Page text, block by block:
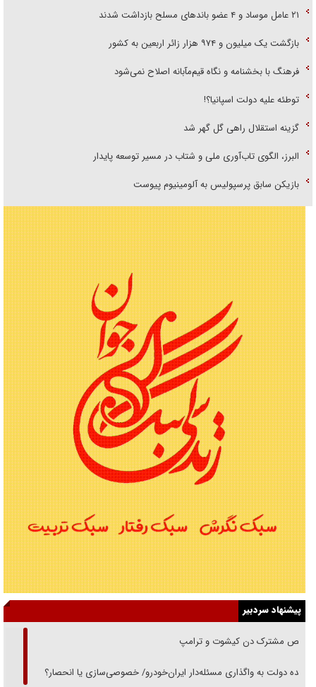
۲۱ عامل موساد و ۴ عضو باند‌های مسلح بازداشت شدند
بازگشت یک میلیون و ۹۷۴ هزار زائر اربعین به کشور
فرهنگ با بخشنامه و نگاه قیم‌مآبانه اصلاح نمی‌شود
توطئه علیه دولت اسپانیا؟!
گزینه استقلال راهی گل گهر شد
البرز، الگوی تاب‌آوری ملی و شتاب در مسیر توسعه پایدار
بازیکن سابق پرسپولیس به آلومینیوم پیوست
پیشنهاد سردبیر
رقص مشترک دن کیشوت و ترامپ
دنده دولت به واگذاری مسئله‌دار ایران‌خودرو/ خصوصی‌سازی یا انحصار؟